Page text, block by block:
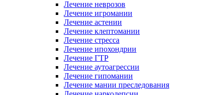
Лечение неврозов
Лечение игромании
Лечение астении
Лечение клептомании
Лечение стресса
Лечение ипохондрии
Лечение ГТР
Лечение аутоагрессии
Лечение гипомании
Лечение мании преследования